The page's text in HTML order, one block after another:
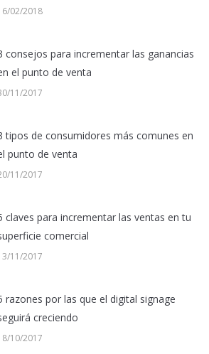
02/2018
consejos para incrementar las ganancias
el punto de venta
11/2017
tipos de consumidores más comunes en
punto de venta
11/2017
claves para incrementar las ventas en tu
comercial
11/2017
razones por las que el digital signage
creciendo
10/2017